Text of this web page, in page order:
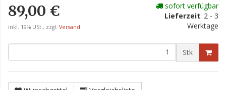
89,00 €
inkl. 19% USt., zzgl. Versand
sofort verfügbar
Lieferzeit: 2 - 3
Werktage
Stk